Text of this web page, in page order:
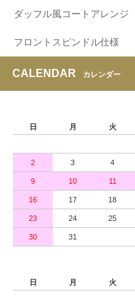
ダッフル風コートアレンジ
フロントスピンドル仕様
CALENDAR カレンダー
日
月 火
2 3 4
9 10 11
16 17 18
23 24 25
30 31
日
月 火